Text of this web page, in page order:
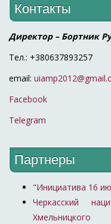
Контакты
Директор – Бортник
Тел.: +380637893257
email:
Facebook
Telegram
Партнеры
"Инициатива 16
Черкасский
Хмельницкого